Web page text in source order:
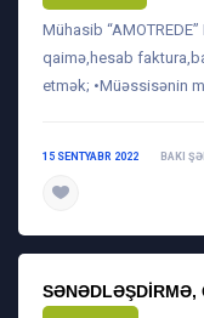
Mühasib
qaimə,hesab
etmək; •Müəssisənin
15 SENTYABR 2022 BAKI
SƏNƏDLƏŞDIRMƏ,